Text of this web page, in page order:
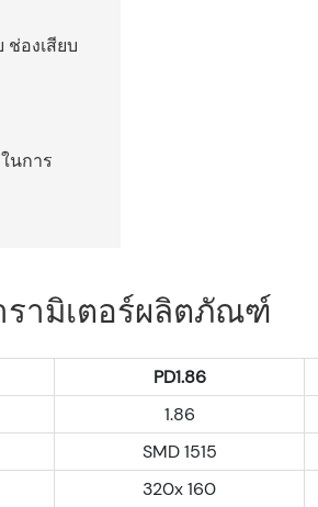
ช่องเสียบ
นการ
รามิเตอร์ผลิตภัณฑ์
PD1.86
1.86
SMD 1515
320x 160